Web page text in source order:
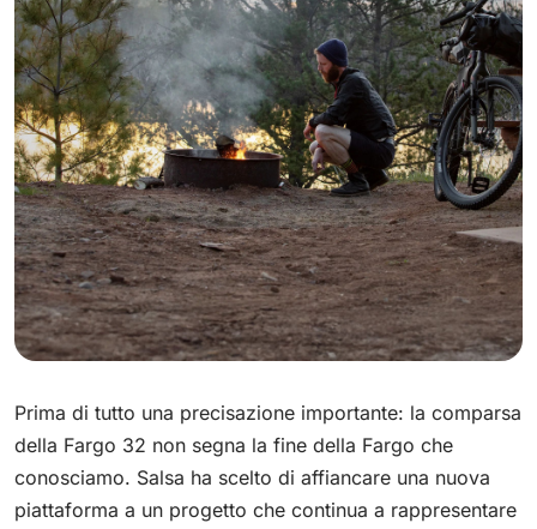
Prima di tutto una precisazione importante: la comparsa
della Fargo 32 non segna la fine della Fargo che
conosciamo. Salsa ha scelto di affiancare una nuova
piattaforma a un progetto che continua a rappresentare